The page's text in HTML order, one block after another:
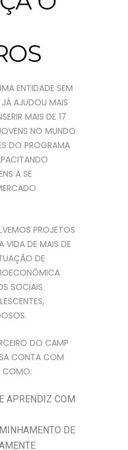
ENTIDADE SEM
AJUDOU MAIS
MAIS DE 17
NO MUNDO
DO PROGRAMA
A SE
PROJETOS
VIDA DE MAIS DE
DE
SOCIAIS
DO CAMP
CONTA COM
COMO:
APRENDIZ COM
DE